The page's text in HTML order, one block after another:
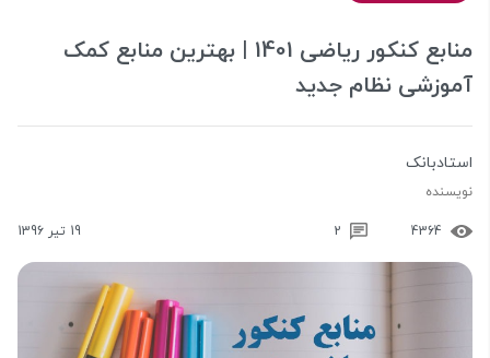
منابع کنکور ریاضی 1401 | بهترین منابع کمک
آموزشی نظام جدید
استادبانک
نویسنده
4364
2 19 تیر 1396